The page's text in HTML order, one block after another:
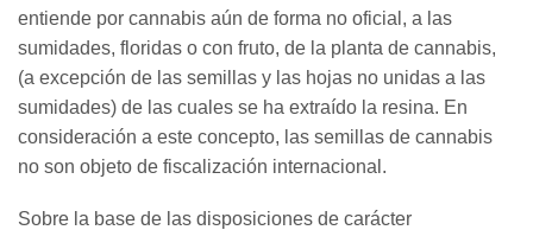
entiende por cannabis aún de forma no oficial, a las
sumidades, floridas o con fruto, de la planta de cannabis,
(a excepción de las semillas y las hojas no unidas a las
sumidades) de las cuales se ha extraído la resina. En
consideración a este concepto, las semillas de cannabis
no son objeto de fiscalización internacional.
Sobre la base de las disposiciones de carácter